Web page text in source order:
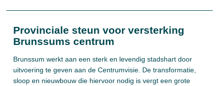
Provinciale steun voor versterking
Brunssums centrum
Brunssum werkt aan een sterk en levendig stadshart door
uitvoering te geven aan de Centrumvisie. De transformatie,
sloop en nieuwbouw die hiervoor nodig is vergt een grote